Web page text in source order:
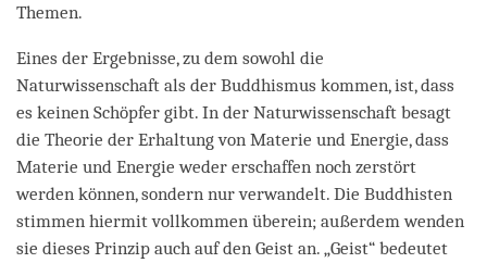
Themen.
Eines der Ergebnisse, zu dem sowohl die
Naturwissenschaft als der Buddhismus kommen, ist, dass
es keinen Schöpfer gibt. In der Naturwissenschaft besagt
die Theorie der Erhaltung von Materie und Energie, dass
Materie und Energie weder erschaffen noch zerstört
werden können, sondern nur verwandelt. Die Buddhisten
stimmen hiermit vollkommen überein; außerdem wenden
sie dieses Prinzip auch auf den Geist an. „Geist“ bedeutet